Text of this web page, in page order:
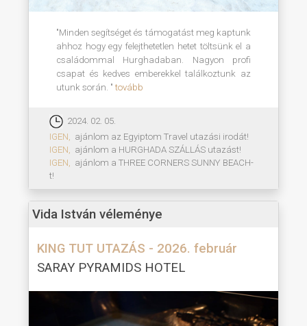
"Minden segítséget és támogatást meg kaptunk
ahhoz hogy egy felejthetetlen hetet töltsünk el a
családommal Hurghadaban. Nagyon profi
csapat és kedves emberekkel találkoztunk az
utunk során. " tovább
2024. 02. 05.
IGEN,
ajánlom az Egyiptom Travel utazási irodát!
IGEN,
ajánlom a HURGHADA SZÁLLÁS utazást!
IGEN,
ajánlom a THREE CORNERS SUNNY BEACH-
t!
Vida István véleménye
KING TUT UTAZÁS - 2026. február
SARAY PYRAMIDS HOTEL